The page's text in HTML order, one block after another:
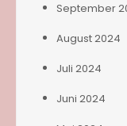
September
August 2024
Juli 2024
Juni 2024